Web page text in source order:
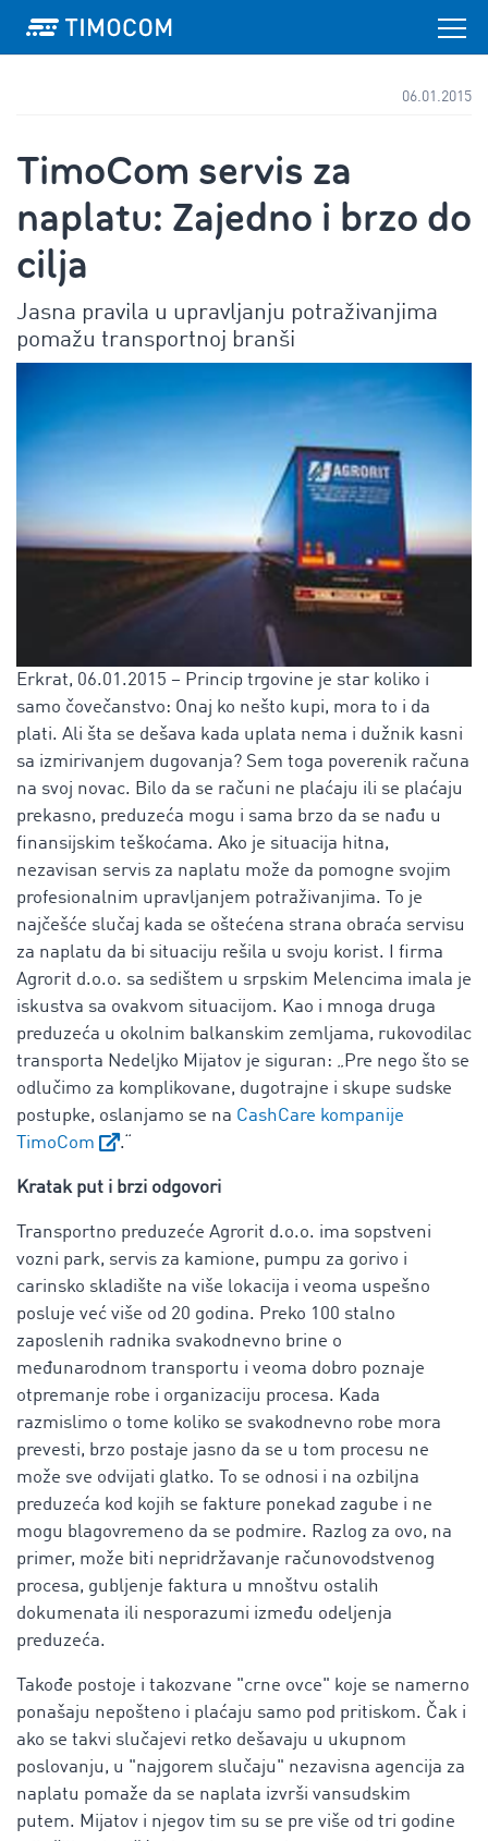
06.01.2015
TimoCom servis za
naplatu: Zajedno i brzo do
cilja
Jasna pravila u upravljanju potraživanjima
pomažu transportnoj branši
Erkrat, 06.01.2015 – Princip trgovine je star koliko i
samo čovečanstvo: Onaj ko nešto kupi, mora to i da
plati. Ali šta se dešava kada uplata nema i dužnik kasni
sa izmirivanjem dugovanja? Sem toga poverenik računa
na svoj novac. Bilo da se računi ne plaćaju ili se plaćaju
prekasno, preduzeća mogu i sama brzo da se nađu u
finansijskim teškoćama. Ako je situacija hitna,
nezavisan servis za naplatu može da pomogne svojim
profesionalnim upravljanjem potraživanjima. To je
najčešće slučaj kada se oštećena strana obraća servisu
za naplatu da bi situaciju rešila u svoju korist. I firma
Agrorit d.o.o. sa sedištem u srpskim Melencima imala je
iskustva sa ovakvom situacijom. Kao i mnoga druga
preduzeća u okolnim balkanskim zemljama, rukovodilac
transporta Nedeljko Mijatov je siguran: „Pre nego što se
odlučimo za komplikovane, dugotrajne i skupe sudske
postupke, oslanjamo se na CashCare kompanije
TimoCom
.“
Kratak put i brzi odgovori
Transportno preduzeće Agrorit d.o.o. ima sopstveni
vozni park, servis za kamione, pumpu za gorivo i
carinsko skladište na više lokacija i veoma uspešno
posluje već više od 20 godina. Preko 100 stalno
zaposlenih radnika svakodnevno brine o
međunarodnom transportu i veoma dobro poznaje
otpremanje robe i organizaciju procesa. Kada
razmislimo o tome koliko se svakodnevno robe mora
prevesti, brzo postaje jasno da se u tom procesu ne
može sve odvijati glatko. To se odnosi i na ozbiljna
preduzeća kod kojih se fakture ponekad zagube i ne
mogu blagovremeno da se podmire. Razlog za ovo, na
primer, može biti nepridržavanje računovodstvenog
procesa, gubljenje faktura u mnoštvu ostalih
dokumenata ili nesporazumi između odeljenja
preduzeća.
Takođe postoje i takozvane "crne ovce" koje se namerno
ponašaju nepošteno i plaćaju samo pod pritiskom. Čak i
ako se takvi slučajevi retko dešavaju u ukupnom
poslovanju, u "najgorem slučaju" nezavisna agencija za
naplatu pomaže da se naplata izvrši vansudskim
putem. Mijatov i njegov tim su se pre više od tri godine